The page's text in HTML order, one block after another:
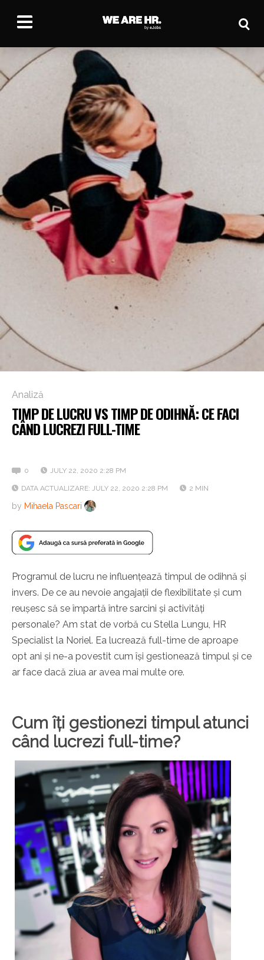
Analiză
TIMP DE LUCRU VS TIMP DE ODIHNĂ: CE FACI
CÂND LUCREZI FULL-TIME
0 JULY 22, 2020 2:28 PM
DATA ACTUALIZARE: JULY 22, 2020 2:28 PM 2 MIN
by Mihaela Pascari
Programul de lucru ne influențează timpul de odihnă și
invers. De ce au nevoie angajații de flexibilitate și cum
reușesc să se împartă între sarcini și activități
personale? Am stat de vorbă cu Stella Lungu, HR
Specialist la Noriel. Ea lucrează full-time de aproape
opt ani și ne-a povestit cum își gestionează timpul și ce
ar face dacă ziua ar avea mai multe ore.
Cum îți gestionezi timpul atunci
când lucrezi full-time?